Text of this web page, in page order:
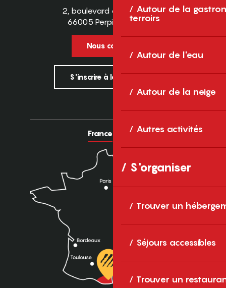
Autour de la
terroirs
Autour de l'eau
Autour de la neige
Autres activités
S'organiser
Trouver un
Séjours accessibles
Trouver un
2, boulevard des Pyrénées
66005 Perpignan Cedex
Nous contacter
S'inscrire à la newsletter
France Europe